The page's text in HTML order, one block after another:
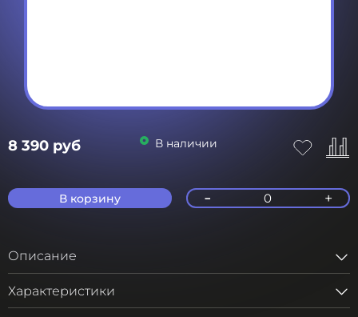
8 390 руб В наличии
В корзину - 0 +
Описание
Характеристики